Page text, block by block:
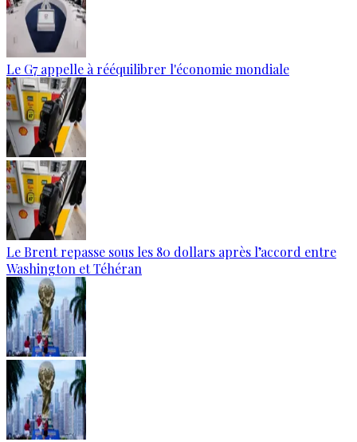
Le G7 appelle à rééquilibrer l'économie mondiale
Le Brent repasse sous les 80 dollars après l’accord entre
Washington et Téhéran